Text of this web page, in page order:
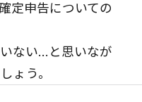
定申告についての
ない…と思いなが
ょう。